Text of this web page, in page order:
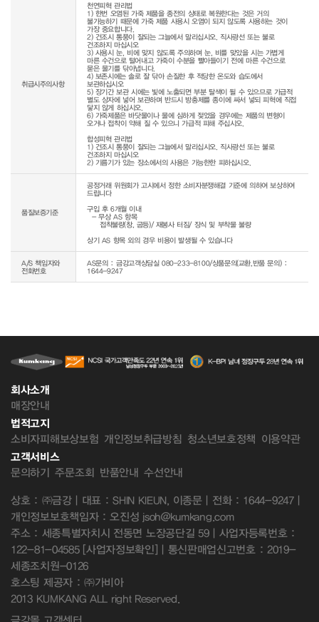
취급시주의사항
천연피혁 관리법
1) 한번 오염된 가죽 제품을 종전의 상태로 복원한다는 것은 거의
불가능하기 때문에 가죽 제품 사용시 오염이 되지 않도록 사용하는 것이
가장 중요합니다.
2) 건조시 통풍이 잘되는 그늘에서 말리십시오. 직사광선 또는 불로
건조하지 마십시오
3) 사용시 눈, 비에 맞지 않도록 주의하며 눈, 비를 맞았을 시는 가볍게
마른 수건으로 털어내고 가죽이 수분을 빨아들이기 전에 마른 수건으로
묻은 물기를 닦아냅니다.
4) 보존시에는 솔로 잘 닦아 손질한 후 적당한 온도와 습도에서
보관하십시오
5) 장기간 보관 시에는 빛에 노출되면 부분 탈색이 될 수 있으므로 가급적
별도 상자에 넣어 보관하며 반드시 방충제를 종이에 싸서 넣되 피혁에 직접
닿지 않게 하십시오.
6) 가죽제품은 바닷물이나 물에 심하게 젖었을 경우에는 제품의 변형이
오거나 접착이 약해 질 수 있으니 가급적 피해 주십시오.
합성피혁 관리법
1) 건조시 통풍이 잘되는 그늘에서 말리십시오. 직사광선 또는 불로
건조하지 마십시오
품질보증기준
공정거래 위원회가 고시에서 정한 소비자분쟁해결 기준에 의하여 보상하여
드립니다
구입 후 6개월 이내
  - 무상 AS 항목
상기 AS 항목 외의 경우 비용이 발생될 수 있습니다
A/S 책임자와
전화번호
AS문의 : 금강고객상담실 080-233-8100/상품문의(교환,반품 문의) :
1644-9247
회사소개
매장안내
법적고지
소비자피해보상보험 개인정보취급방침 청소년보호정책 이용약관
고객서비스
문의하기 주문조회 반품안내 수선안내
상호 : ㈜금강 | 대표 : SHIN KIEUN, 이종문 | 전화 : 1644-9247 |
개인정보보호책임자 : 오진성 jsoh@kumkang.com
주소 : 세종특별자치시 전동면 노장공단길 59 | 사업자등록번호 :
122-81-04585 [사업자정보확인] | 통신판매업신고번호 : 2019-
세종조치원-0126
호스팅 제공자 : ㈜가비아
2013 KUMKANG ALL right Reserved.